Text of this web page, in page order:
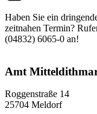
Haben Sie ein
zeitnahen Termin?
(04832) 6065-0 an!
Amt
Roggenstraße 14
25704 Meldorf